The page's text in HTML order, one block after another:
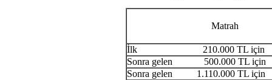
Matrah
İlk 210.000 TL için
Sonra gelen 500.000 TL için
Sonra gelen 1.110.000 TL için